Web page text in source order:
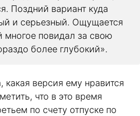
Поздний вариант куда
и серьезный. Ощущается
многое повидал за свою
более глубокий».
какая версия ему нравится
что в это время
по счету отпуске по